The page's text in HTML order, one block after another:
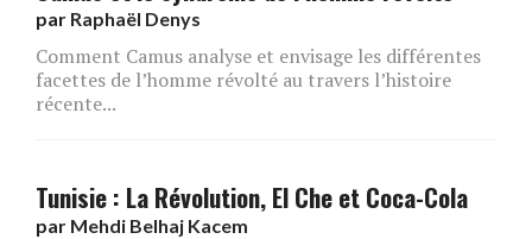
par Raphaël Denys
Comment Camus analyse et envisage les différentes
facettes de l’homme révolté au travers l’histoire
récente...
Tunisie : La Révolution, El Che et Coca-Cola
par Mehdi Belhaj Kacem